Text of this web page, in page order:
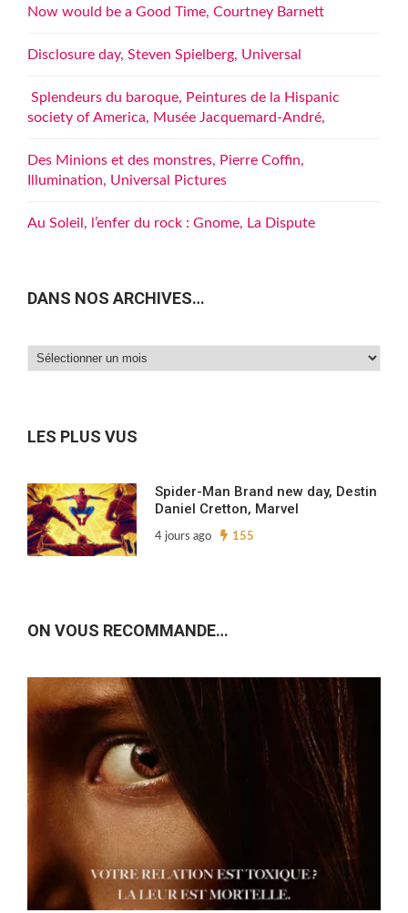
Now would be a Good Time, Courtney Barnett
Disclosure day, Steven Spielberg, Universal
Splendeurs du baroque, Peintures de la Hispanic
society of America, Musée Jacquemard-André,
Des Minions et des monstres, Pierre Coffin,
Illumination, Universal Pictures
Au Soleil, l’enfer du rock : Gnome, La Dispute
DANS NOS ARCHIVES…
Dans
LES PLUS VUS
Spider-Man Brand new day, Destin
Daniel Cretton, Marvel
4 jours ago 155
ON VOUS RECOMMANDE…